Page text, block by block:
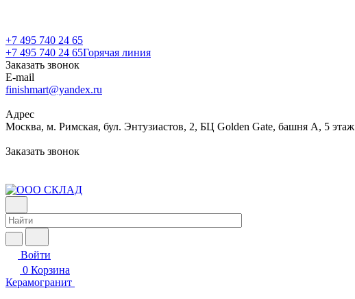
+7 495 740 24 65
+7 495 740 24 65Горячая линия
Заказать звонок
E-mail
finishmart@yandex.ru
Адрес
Москва, м. Римская, бул. Энтузиастов, 2, БЦ Golden Gate, башня А, 5 этаж
Заказать звонок
Войти
0 Корзина
Керамогранит